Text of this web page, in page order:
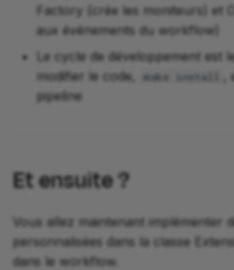
Factory (crée les moniteurs) et
aux événements du workflow)
Le cycle de développement est
modifier le code,
make install
pipeline
Et ensuite ?
Vous allez maintenant implémenter
personnalisées dans la classe
dans le workflow.